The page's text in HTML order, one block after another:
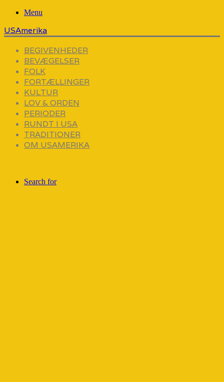
Menu
USAmerika
BEGIVENHEDER
BEVÆGELSER
FOLK
FORTÆLLINGER
KULTUR
LOV & ORDEN
PERIODER
RUNDT I USA
TRADITIONER
OM USAMERIKA
Search for